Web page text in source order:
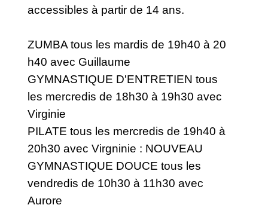
accessibles à partir de 14 ans.
ZUMBA tous les mardis de 19h40 à 20
h40 avec Guillaume
GYMNASTIQUE D'ENTRETIEN tous
les mercredis de 18h30 à 19h30 avec
Virginie
PILATE tous les mercredis de 19h40 à
20h30 avec Virgninie : NOUVEAU
GYMNASTIQUE DOUCE tous les
vendredis de 10h30 à 11h30 avec
Aurore